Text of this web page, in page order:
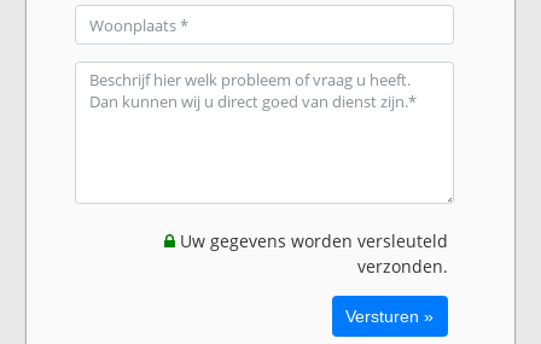
Uw gegevens worden versleuteld
verzonden.